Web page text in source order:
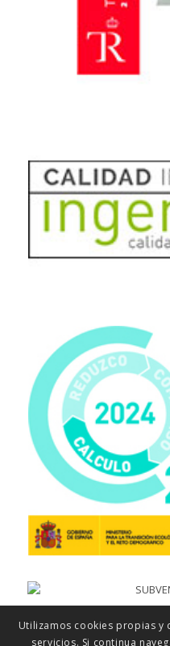
Utilizamos cookies propias
servicios. Si continua